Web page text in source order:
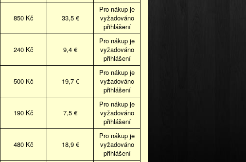
850 Kč 33,5 €
Pro nákup je
vyžadováno
přihlášení
240 Kč 9,4 €
Pro nákup je
vyžadováno
přihlášení
500 Kč 19,7 €
Pro nákup je
vyžadováno
přihlášení
190 Kč 7,5 €
Pro nákup je
vyžadováno
přihlášení
480 Kč 18,9 €
Pro nákup je
vyžadováno
přihlášení